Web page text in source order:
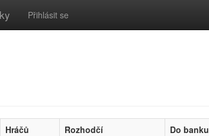
Přihlásit se
Hráčů Rozhodčí
Do banku